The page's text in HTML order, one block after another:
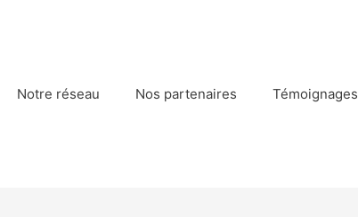
Notre réseau Nos partenaires Témoignages